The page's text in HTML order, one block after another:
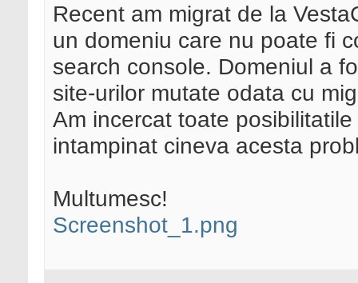
Recent am migrat de la
un domeniu care nu poate fi
search console. Domeniul a
site-urilor mutate odata cu
Am incercat toate
intampinat cineva acesta
Multumesc!
Screenshot_1.png